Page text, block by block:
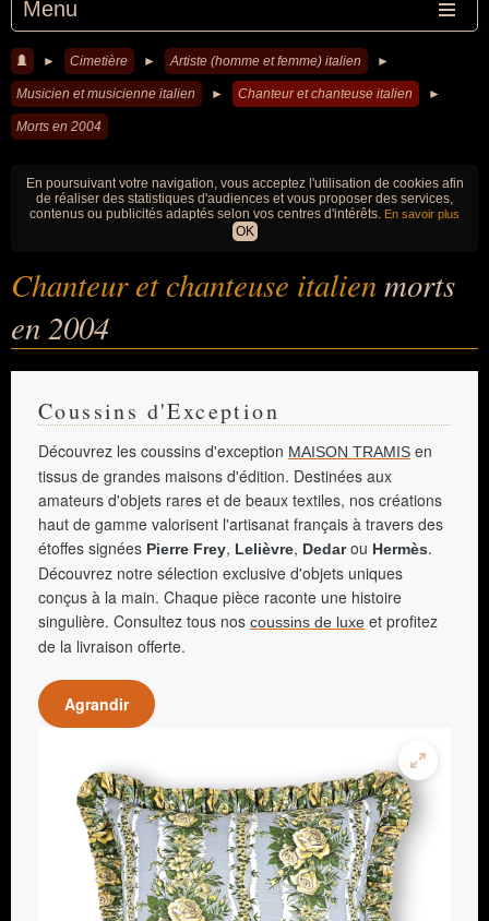
Menu
► Cimetière ► Artiste (homme et femme) italien ►
Musicien et musicienne italien ► Chanteur et chanteuse italien ►
Morts en 2004
En poursuivant votre navigation, vous acceptez l'utilisation de cookies afin
de réaliser des statistiques d'audiences et vous proposer des services,
contenus ou publicités adaptés selon vos centres d'intérêts. En savoir plus
OK
Chanteur et chanteuse italienmorts
en 2004
Coussins d'Exception
Découvrez les coussins d'exception MAISON TRAMIS en
tissus de grandes maisons d'édition. Destinées aux
amateurs d'objets rares et de beaux textiles, nos créations
haut de gamme valorisent l'artisanat français à travers des
étoffes signées Pierre Frey, Lelièvre, Dedarou Hermès.
Découvrez notre sélection exclusive d'objets uniques
conçus à la main. Chaque pièce raconte une histoire
singulière. Consultez tous nos coussins de luxe et profitez
de la livraison offerte.
Agrandir